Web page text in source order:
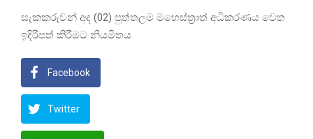
සැකකරුවන් අද (02) පුත්තලම මහෙස්ත්‍රාත් අධිකරණය වෙත
ඉදිරිපත් කිරීමට නියමිතය
Facebook
Twitter